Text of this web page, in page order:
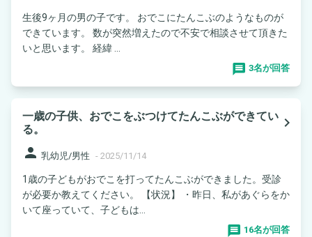
生後9ヶ月の男の子です。 おでこにたんこぶのようなものが
できています。 数が突然増えたので不安で相談させて頂きた
いと思います。 経緯 ...
3名が回答
一歳の子供、おでこをぶつけてたんこぶができてい
る。
navigate_next
person 乳幼児/男性 - 2025/11/14
1歳の子どもがおでこを打ってたんこぶができました。受診
が必要か教えてください。 【状況】 ・昨日、私があぐらをか
いて座っていて、子どもは...
16名が回答